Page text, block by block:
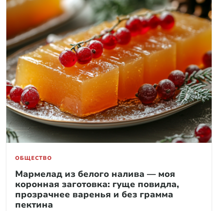
ОБЩЕСТВО
Мармелад из белого налива — моя
коронная заготовка: гуще повидла,
прозрачнее варенья и без грамма
пектина